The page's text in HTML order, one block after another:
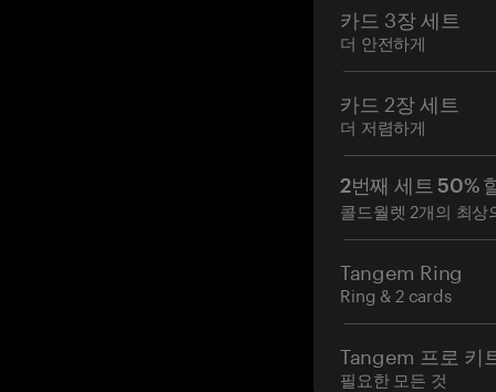
카드 3장 세트
더 안전하게
카드 2장 세트
더 저렴하게
2번째 세트 50%
콜드월렛 2개의 최상
Tangem Ring
Ring & 2 cards
Tangem 프로 키
필요한 모든 것